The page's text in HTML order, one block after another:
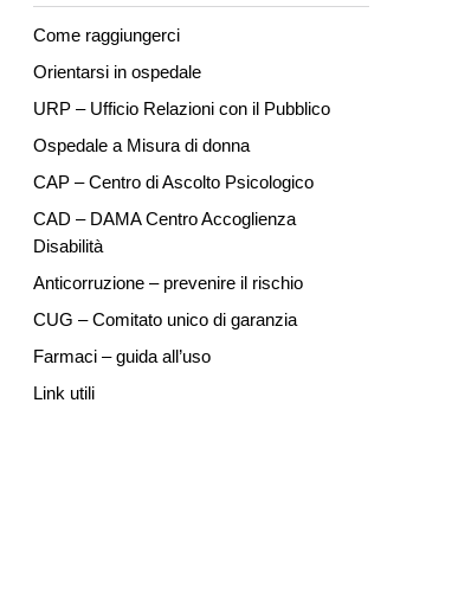
Come raggiungerci
Orientarsi in ospedale
URP – Ufficio Relazioni con il Pubblico
Ospedale a Misura di donna
CAP – Centro di Ascolto Psicologico
CAD – DAMA Centro Accoglienza
Disabilità
Anticorruzione – prevenire il rischio
CUG – Comitato unico di garanzia
Farmaci – guida all’uso
Link utili